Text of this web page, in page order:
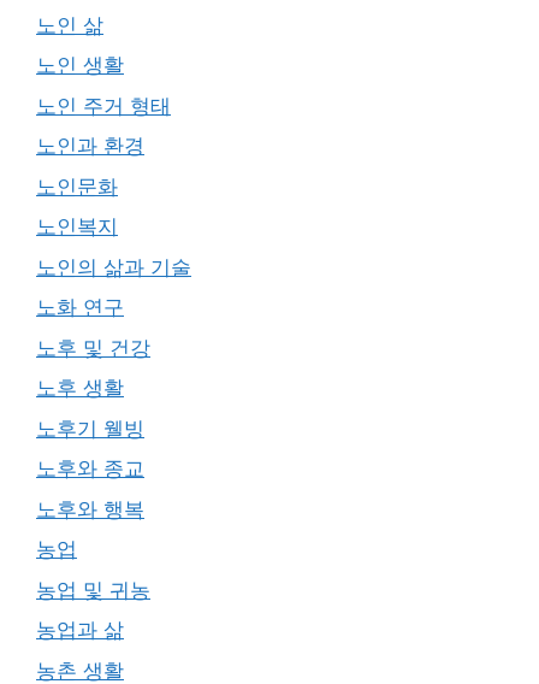
노인 삶
노인 생활
노인 주거 형태
노인과 환경
노인문화
노인복지
노인의 삶과 기술
노화 연구
노후 및 건강
노후 생활
노후기 웰빙
노후와 종교
노후와 행복
농업
농업 및 귀농
농업과 삶
농촌 생활